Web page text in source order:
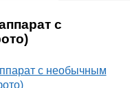
с